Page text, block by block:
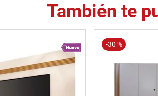
También te
-30 %